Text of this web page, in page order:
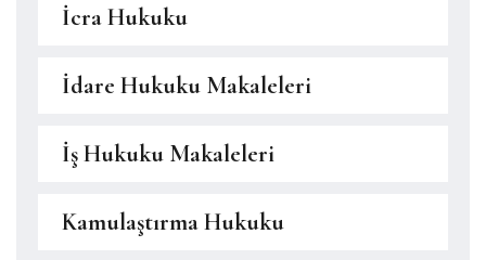
İcra Hukuku
İdare Hukuku Makaleleri
İş Hukuku Makaleleri
Kamulaştırma Hukuku